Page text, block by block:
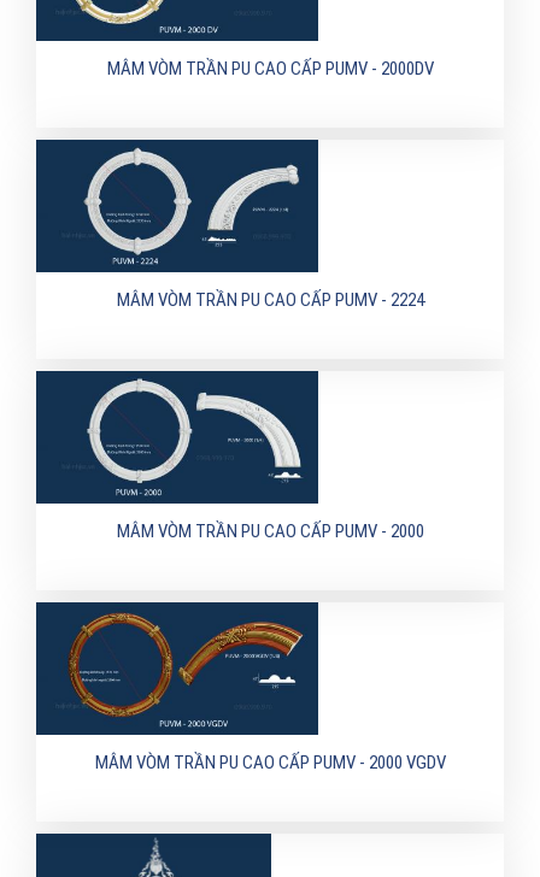
MÂM VÒM TRẦN PU CAO CẤP PUMV - 2000DV
MÂM VÒM TRẦN PU CAO CẤP PUMV - 2224
MÂM VÒM TRẦN PU CAO CẤP PUMV - 2000
MÂM VÒM TRẦN PU CAO CẤP PUMV - 2000 VGDV